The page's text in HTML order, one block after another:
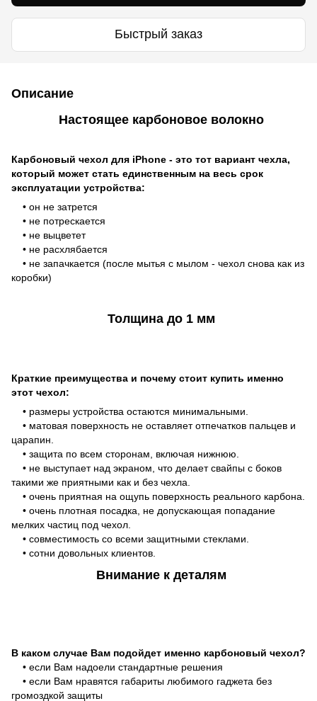
Быстрый заказ
Описание
Настоящее карбоновое волокно
Карбоновый чехол для iPhone - это тот вариант чехла,
который может стать единственным на весь срок
эксплуатации устройства:
• он не затрется
• не потрескается
• не выцветет
• не расхлябается
• не запачкается (после мытья с мылом - чехол снова как из
коробки)
Толщина до 1 мм
Краткие преимущества и почему стоит купить именно
этот чехол:
• размеры устройства остаются минимальными.
• матовая поверхность не оставляет отпечатков пальцев и
царапин.
• защита по всем сторонам, включая нижнюю.
• не выступает над экраном, что делает свайпы с боков
такими же приятными как и без чехла.
• очень приятная на ощупь поверхность реального карбона.
• очень плотная посадка, не допускающая попадание
мелких частиц под чехол.
• совместимость со всеми защитными стеклами.
• сотни довольных клиентов.
Внимание к деталям
В каком случае Вам подойдет именно карбоновый чехол?
• если Вам надоели стандартные решения
• если Вам нравятся габариты любимого гаджета без
громоздкой защиты